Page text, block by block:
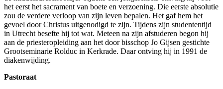
het eerst het sacrament van boete en verzoening. Die eerste absolutie
zou de verdere verloop van zijn leven bepalen. Het gaf hem het
gevoel door Christus uitgenodigd te zijn. Tijdens zijn studententijd
in Utrecht besefte hij tot wat. Meteen na zijn afstuderen begon hij
aan de priesteropleiding aan het door bisschop Jo Gijsen gestichte
Grootseminarie Rolduc in Kerkrade. Daar ontving hij in 1991 de
diakenwijding.
Pastoraat